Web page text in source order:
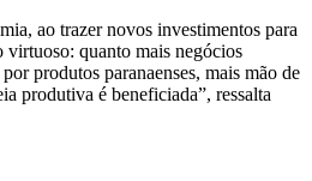
ao trazer novos investimentos para
quanto mais negócios
produtos paranaenses, mais mão de
produtiva é beneficiada”, ressalta